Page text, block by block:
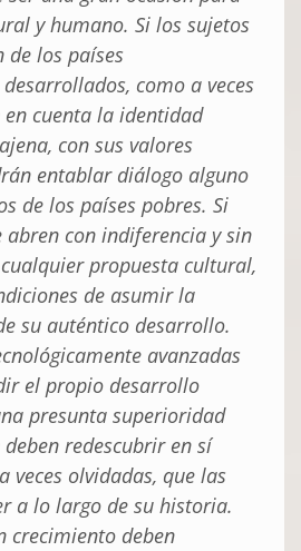
y humano. Si los sujetos
de los países
como a veces
en cuenta la identidad
con sus valores
entablar diálogo alguno
de los países pobres. Si
abren con indiferencia y sin
propuesta cultural,
de asumir la
su auténtico desarrollo.
avanzadas
el propio desarrollo
presunta superioridad
redescubrir en sí
veces olvidadas, que las
a lo largo de su historia.
crecimiento deben